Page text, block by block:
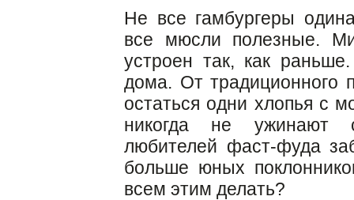
Не все гамбургеры
все мюсли полезные.
устроен так, как
дома. От традиционного
остаться одни хлопья с
никогда не ужинают
любителей фаст-фуда
больше юных
всем этим делать?